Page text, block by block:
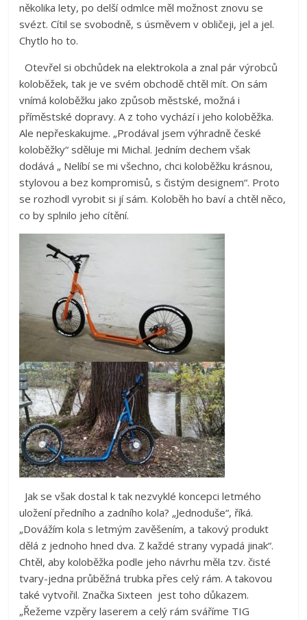
několika lety, po delší odmlce měl možnost znovu se
svézt. Cítil se svobodně, s úsměvem v obličeji, jel a jel.
Chytlo ho to.
Otevřel si obchůdek na elektrokola a znal pár výrobců
koloběžek, tak je ve svém obchodě chtěl mít. On sám
vnímá koloběžku jako způsob městské, možná i
příměstské dopravy. A z toho vychází i jeho koloběžka.
Ale nepřeskakujme. „Prodával jsem výhradně české
koloběžky“ sděluje mi Michal. Jedním dechem však
dodává „ Nelíbí se mi všechno, chci koloběžku krásnou,
stylovou a bez kompromisů, s čistým designem“. Proto
se rozhodl vyrobit si jí sám. Koloběh ho baví a chtěl něco,
co by splnilo jeho cítění.
Jak se však dostal k tak nezvyklé koncepci letmého
uložení předního a zadního kola? „Jednoduše“, říká.
„Dovážím kola s letmým zavěšením, a takový produkt
dělá z jednoho hned dva. Z každé strany vypadá jinak“.
Chtěl, aby koloběžka podle jeho návrhu měla tzv. čisté
tvary-jedna průběžná trubka přes celý rám. A takovou
také vytvořil. Značka Sixteen jest toho důkazem.
„Řežeme vzpěry laserem a celý rám sváříme TIG